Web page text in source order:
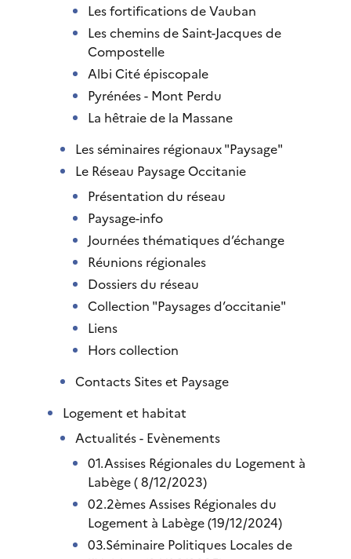
Les fortifications de Vauban
Les chemins de Saint-Jacques de
Compostelle
Albi Cité épiscopale
Pyrénées - Mont Perdu
La hêtraie de la Massane
Les séminaires régionaux "Paysage"
Le Réseau Paysage Occitanie
Présentation du réseau
Paysage-info
Journées thématiques d’échange
Réunions régionales
Dossiers du réseau
Collection "Paysages d’occitanie"
Liens
Hors collection
Contacts Sites et Paysage
Logement et habitat
Actualités - Evènements
01.Assises Régionales du Logement à
Labège ( 8/12/2023)
02.2èmes Assises Régionales du
Logement à Labège (19/12/2024)
03.Séminaire Politiques Locales de